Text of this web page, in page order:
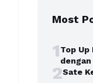
Most
1Top Up
2Sate